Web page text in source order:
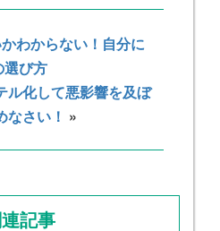
わからない！自分に
選び方
ル化して悪影響を及ぼ
さい！ »
記事